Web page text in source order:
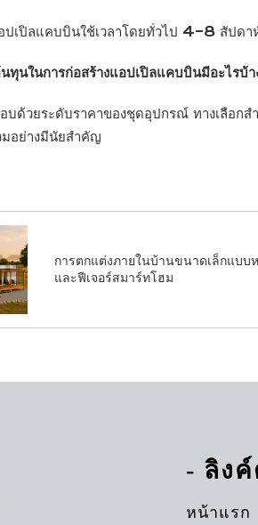
เปิลแคบบินใช้เวลาโดยทั่วไป 4–8 สัปดาห์
นในการก่อสร้างแอปเปิลแคบบินมีอะไรบ้า
ด้วยระดับราคาของชุดอุปกรณ์ ทางเลือกส
อย่างมีนัยสำคัญ
การตกแต่งภายในบ้านขนาดเล็กแบบ
และฟีเจอร์สมาร์ทโฮม
- ลิง
หน้าแรก